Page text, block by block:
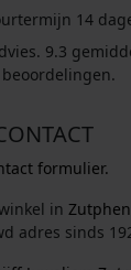
14
9.3
beoordelingen.
formulier.
in Zutphen
adres sinds